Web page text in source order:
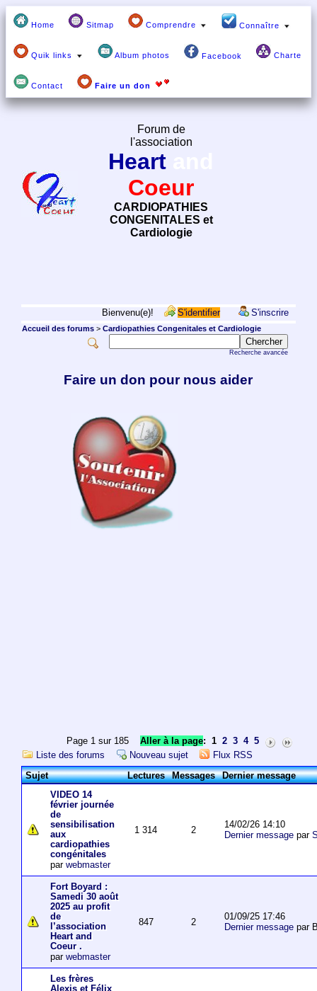
Home Sitmap Comprendre Connaître
Quik links Album photos Facebook Charte
Contact Faire un don
Forum de
l'association
Heart
Coeur
CARDIOPATHIES
CONGENITALES et
Cardiologie
Bienvenu(e)! S'identifier S'inscrire
Accueil des forums> Cardiopathies Congenitales et Cardiologie
Recherche avancée
Faire un don pour nous aider
Page 1 sur 185Aller à la page: 1 2 3 4 5
Liste des forums
Nouveau sujet
Flux RSS
Sujet
Lectures Messages Dernier message
VIDEO 14
février journée
de
sensibilisation
aux
cardiopathies
congénitales
par webmaster
1 314 2
14/02/26 14:10
Dernier messagepar
Fort Boyard :
Samedi 30 août
2025 au profit
de
l’association
Heart and
Coeur .
par webmaster
847 2
01/09/25 17:46
Dernier messagepar
Les frères